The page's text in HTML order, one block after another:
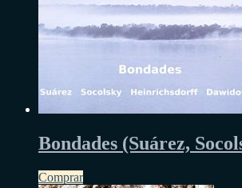
Bondades (Suárez,
Comprar